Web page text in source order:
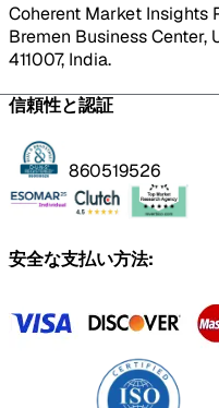
Coherent Market Insights
Bremen Business Center,
411007, India.
信頼性と認証
860519526
安全な支払い方法: